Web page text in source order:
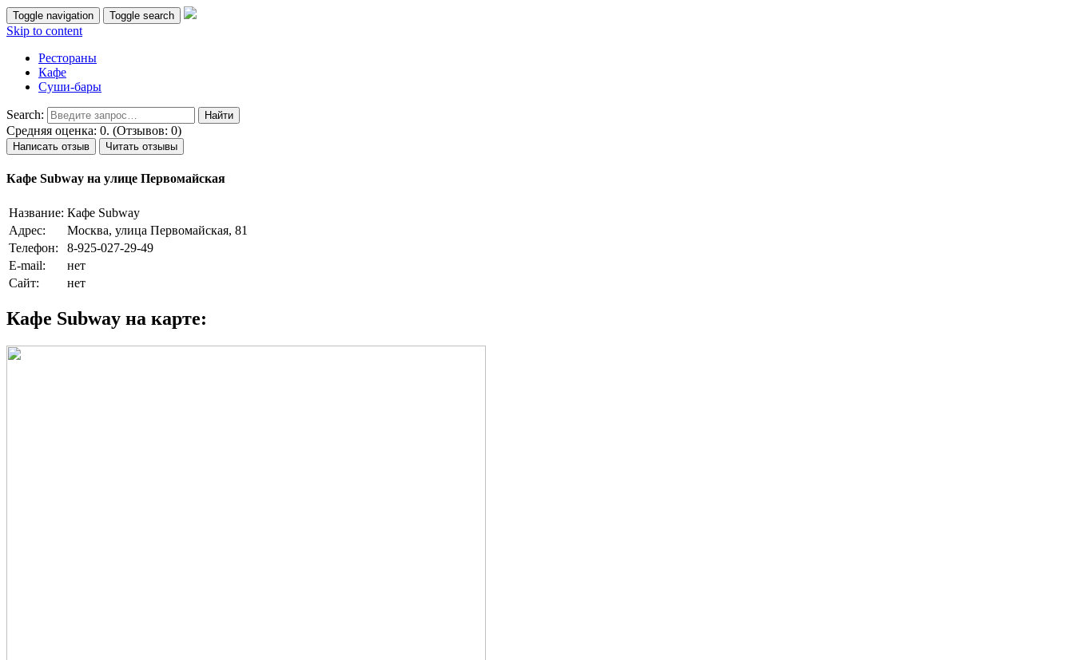
Toggle navigation Toggle search
Skip to content
Рестораны
Кафе
Суши-бары
Search:
Средняя оценка: 0. (Отзывов: 0)
Написать отзыв Читать отзывы
Кафе Subway на улице Первомайская
Название: Кафе Subway
Адрес:
Москва, улица Первомайская, 81
Телефон:
8-925-027-29-49
E-mail:
нет
Сайт:
нет
Кафе Subway на карте: